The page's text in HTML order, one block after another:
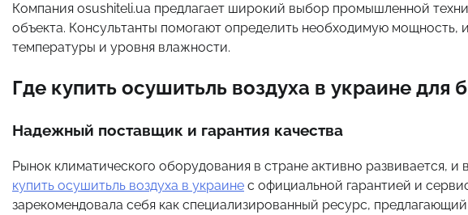
Компания osushiteli.ua предлагает широкий выбор промышленной
объекта. Консультанты помогают определить необходимую мощность,
температуры и уровня влажности.
Где купить осушитьль воздуха в украине для
Надежный поставщик и гарантия качества
Рынок климатического оборудования в стране активно развивается,
купить осушитьль воздуха в украине с официальной гарантией и
зарекомендовала себя как специализированный ресурс,